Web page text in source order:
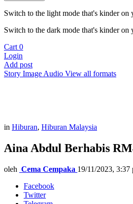
Switch to the light mode that's kinder on
Switch to the dark mode that's kinder on
Cart 0
Login
Add post
Story Image Audio View all formats
in Hiburan, Hiburan Malaysia
Aina Abdul Berhabis
oleh Cema Cempaka 19/11/2023, 3:37
Facebook
Twitter